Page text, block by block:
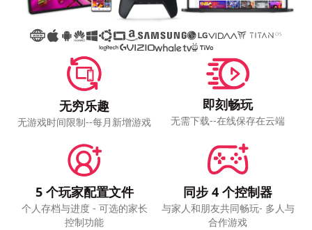
无穷乐趣
无游戏时间限制--每月新增游戏
即刻畅玩
无需下载--在线保存在云端
5 个玩家配置文件
个人存档与进度 - 可选的家长
控制功能
同步 4 个控制器
与家人和朋友共同畅玩- 多人与
合作游戏